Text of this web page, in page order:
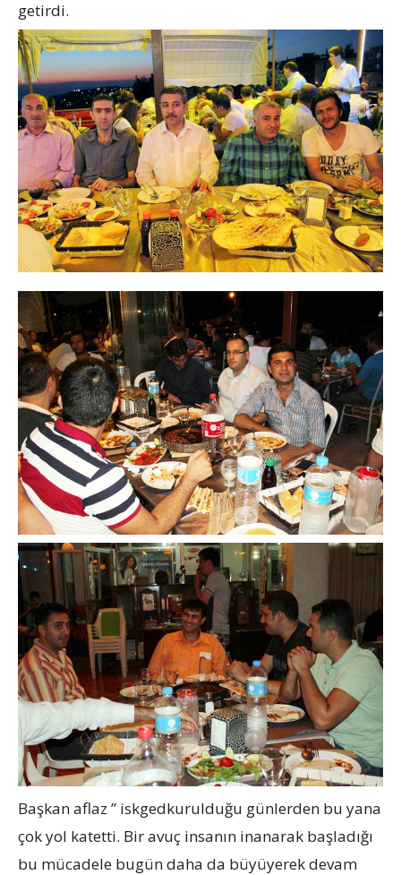
getirdi.
Başkan aflaz ” iskgedkurulduğu günlerden bu yana
çok yol katetti. Bir avuç insanın inanarak başladığı
bu mücadele bugün daha da büyüyerek devam